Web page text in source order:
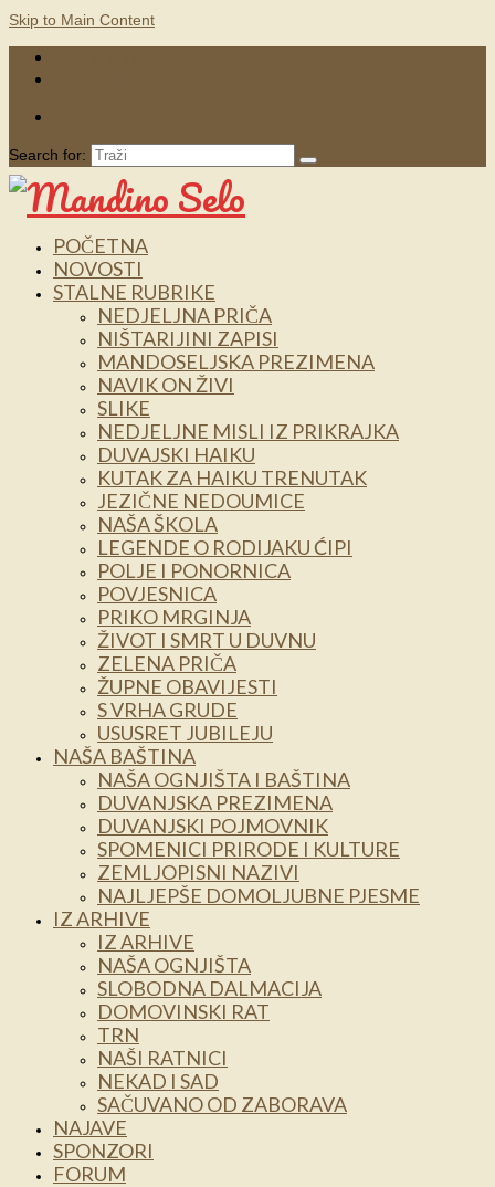
Skip to Main Content
Search for:
POČETNA
NOVOSTI
STALNE RUBRIKE
NEDJELJNA PRIČA
NIŠTARIJINI ZAPISI
MANDOSELJSKA PREZIMENA
NAVIK ON ŽIVI
SLIKE
NEDJELJNE MISLI IZ PRIKRAJKA
DUVAJSKI HAIKU
KUTAK ZA HAIKU TRENUTAK
JEZIČNE NEDOUMICE
NAŠA ŠKOLA
LEGENDE O RODIJAKU ĆIPI
POLJE I PONORNICA
POVJESNICA
PRIKO MRGINJA
ŽIVOT I SMRT U DUVNU
ZELENA PRIČA
ŽUPNE OBAVIJESTI
S VRHA GRUDE
USUSRET JUBILEJU
NAŠA BAŠTINA
NAŠA OGNJIŠTA I BAŠTINA
DUVANJSKA PREZIMENA
DUVANJSKI POJMOVNIK
SPOMENICI PRIRODE I KULTURE
ZEMLJOPISNI NAZIVI
NAJLJEPŠE DOMOLJUBNE PJESME
IZ ARHIVE
IZ ARHIVE
NAŠA OGNJIŠTA
SLOBODNA DALMACIJA
DOMOVINSKI RAT
TRN
NAŠI RATNICI
NEKAD I SAD
SAČUVANO OD ZABORAVA
NAJAVE
SPONZORI
FORUM